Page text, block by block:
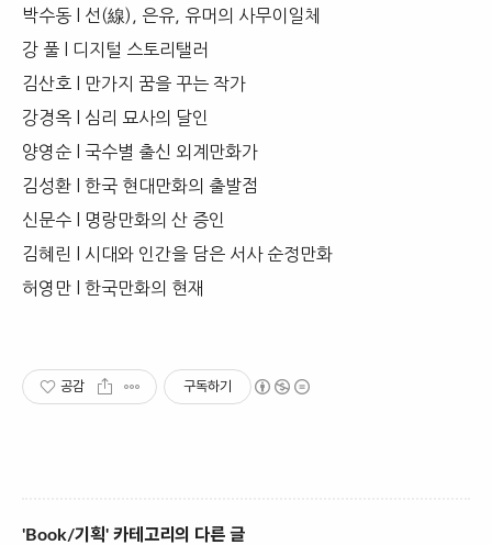
박수동 l 선(線), 은유, 유머의 사무이일체
강 풀 l 디지털 스토리탤러
김산호 l 만가지 꿈을 꾸는 작가
강경옥 l 심리 묘사의 달인
양영순 l 국수별 출신 외계만화가
김성환 l 한국 현대만화의 출발점
신문수 l 명랑만화의 산 증인
김혜린 l 시대와 인간을 담은 서사 순정만화
허영만 l 한국만화의 현재
공감 구독하기
'Book/기획' 카테고리의 다른 글